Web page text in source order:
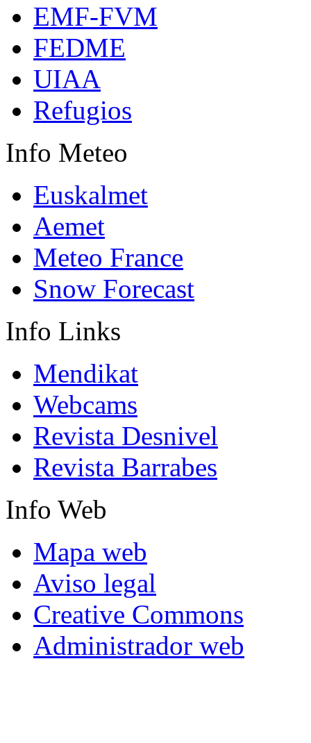
EMF-FVM
FEDME
UIAA
Refugios
Info Meteo
Euskalmet
Aemet
Meteo France
Snow Forecast
Info Links
Mendikat
Webcams
Revista Desnivel
Revista Barrabes
Info Web
Mapa web
Aviso legal
Creative Commons
Administrador web